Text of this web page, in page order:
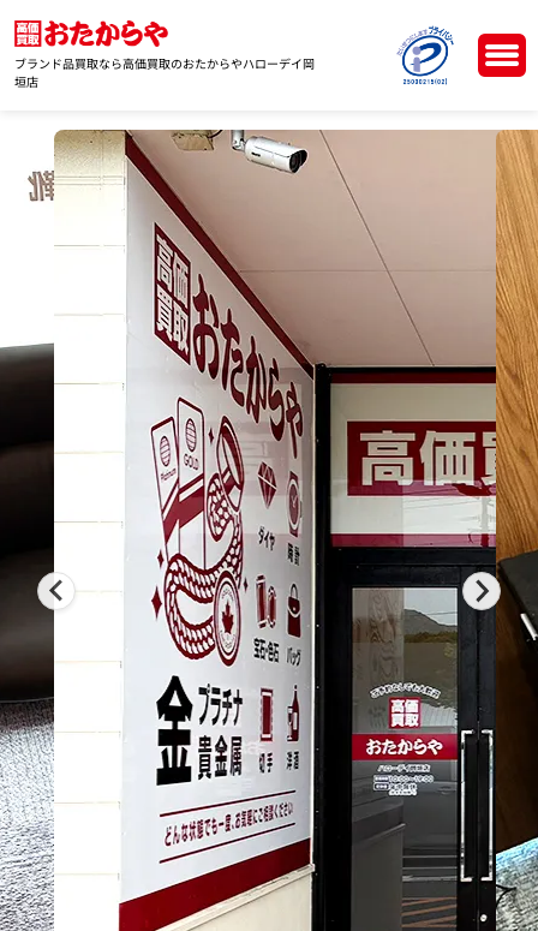
ブランド品買取なら高価買取のおたからやハローデイ岡
垣店